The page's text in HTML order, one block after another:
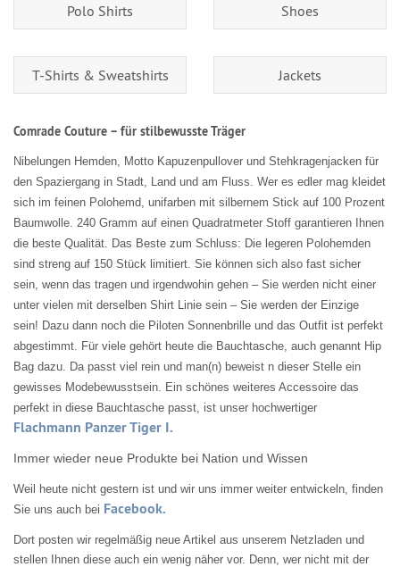
Polo Shirts Shoes
T-Shirts & Sweatshirts Jackets
Comrade Couture – für stilbewusste Träger
Nibelungen Hemden, Motto Kapuzenpullover und Stehkragenjacken für
den Spaziergang in Stadt, Land und am Fluss. Wer es edler mag kleidet
sich im feinen Polohemd, unifarben mit silbernem Stick auf 100 Prozent
Baumwolle. 240 Gramm auf einen Quadratmeter Stoff garantieren Ihnen
die beste Qualität. Das Beste zum Schluss: Die legeren Polohemden
sind streng auf 150 Stück limitiert. Sie können sich also fast sicher
sein, wenn das tragen und irgendwohin gehen – Sie werden nicht einer
unter vielen mit derselben Shirt Linie sein – Sie werden der Einzige
sein! Dazu dann noch die Piloten Sonnenbrille und das Outfit ist perfekt
abgestimmt. Für viele gehört heute die Bauchtasche, auch genannt Hip
Bag dazu. Da passt viel rein und man(n) beweist n dieser Stelle ein
gewisses Modebewusstsein. Ein schönes weiteres Accessoire das
perfekt in diese Bauchtasche passt, ist unser hochwertiger
Flachmann Panzer Tiger I.
Immer wieder neue Produkte bei Nation und Wissen
Weil heute nicht gestern ist und wir uns immer weiter entwickeln, finden
Sie uns auch bei Facebook.
Dort posten wir regelmäßig neue Artikel aus unserem Netzladen und
stellen Ihnen diese auch ein wenig näher vor. Denn, wer nicht mit der